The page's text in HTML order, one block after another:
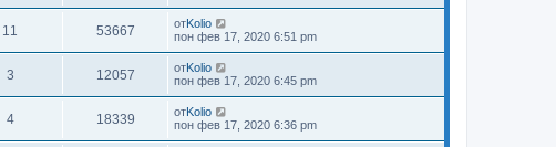
11 53667 отKolio
пон фев 17, 2020 6:51 pm
3 12057 отKolio
пон фев 17, 2020 6:45 pm
4 18339 отKolio
пон фев 17, 2020 6:36 pm